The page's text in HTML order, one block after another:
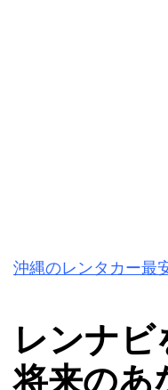
沖縄のレンタカー最
レンナ
将来のあ